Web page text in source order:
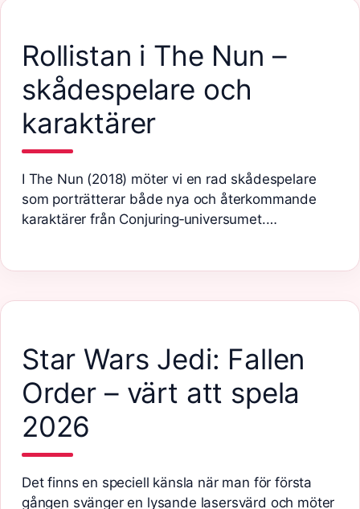
Rollistan i The Nun –
skådespelare och
karaktärer
I The Nun (2018) möter vi en rad skådespelare
som porträtterar både nya och återkommande
karaktärer från Conjuring‑universumet.…
Star Wars Jedi: Fallen
Order – värt att spela
2026
Det finns en speciell känsla när man för första
gången svänger en lysande lasersvärd och möter